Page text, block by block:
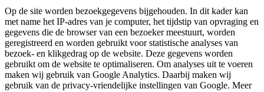
Op de site worden bezoekgegevens bijgehouden. In dit kader kan
met name het IP-adres van je computer, het tijdstip van opvraging en
gegevens die de browser van een bezoeker meestuurt, worden
geregistreerd en worden gebruikt voor statistische analyses van
bezoek- en klikgedrag op de website. Deze gegevens worden
gebruikt om de website te optimaliseren. Om analyses uit te voeren
maken wij gebruik van Google Analytics. Daarbij maken wij
gebruik van de privacy-vriendelijke instellingen van Google. Meer